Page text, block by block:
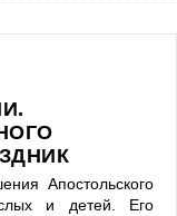
Апостольского
и детей. Его